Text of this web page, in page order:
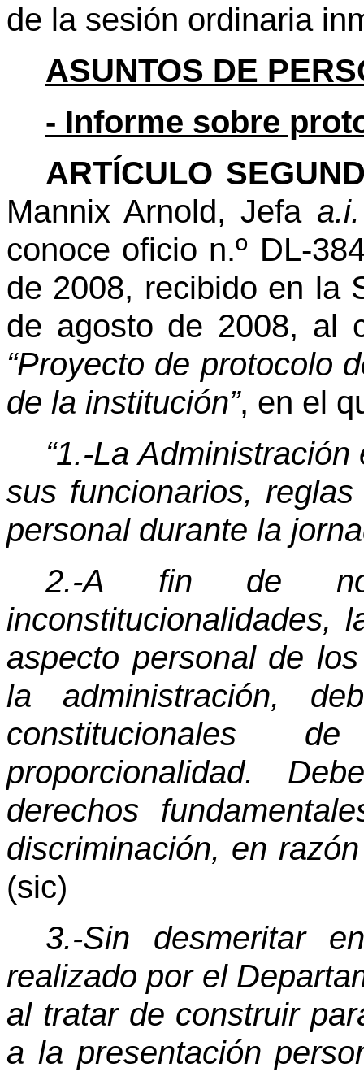
de la sesión ordinaria
ASUNTOS DE
- Informe sobre
ARTÍCULO
Mannix Arnold, Jefa a.i.
conoce oficio n.º DL-
de 2008, recibido en la
de agosto de 2008, al
“Proyecto de protocolo
de la institución”, en el
“1.-La
sus funcionarios,
personal durante la
2.-A fin de no
inconstitucionalidades,
aspecto personal de
la administración,
constitucionales
proporcionalidad.
derechos
discriminación, en
(sic)
3.-Sin desmeritar
realizado por el
al tratar de construir
a la presentación